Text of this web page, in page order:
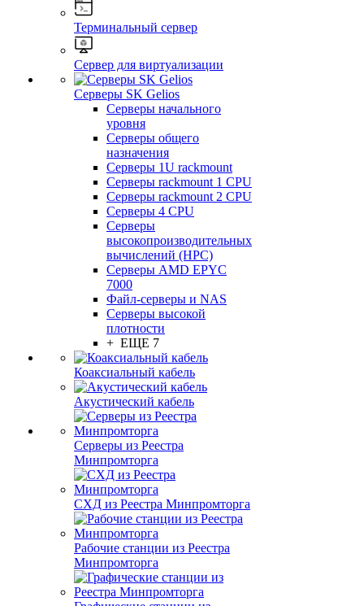
Терминальный сервер
Сервер для виртуализации
Серверы SK Gelios
Серверы начального
уровня
Серверы общего
назначения
Серверы 1U rackmount
Серверы rackmount 1 CPU
Серверы rackmount 2 CPU
Серверы 4 CPU
Серверы
высокопроизводительных
вычислений (HPC)
Серверы AMD EPYC
7000
Файл-серверы и NAS
Серверы высокой
плотности
+ ЕЩЕ 7
Коаксиальный кабель
Акустический кабель
Серверы из Реестра
Минпромторга
СХД из Реестра Минпромторга
Рабочие станции из Реестра
Минпромторга